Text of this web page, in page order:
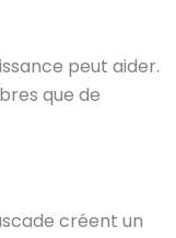
peut aider.
que de
créent un